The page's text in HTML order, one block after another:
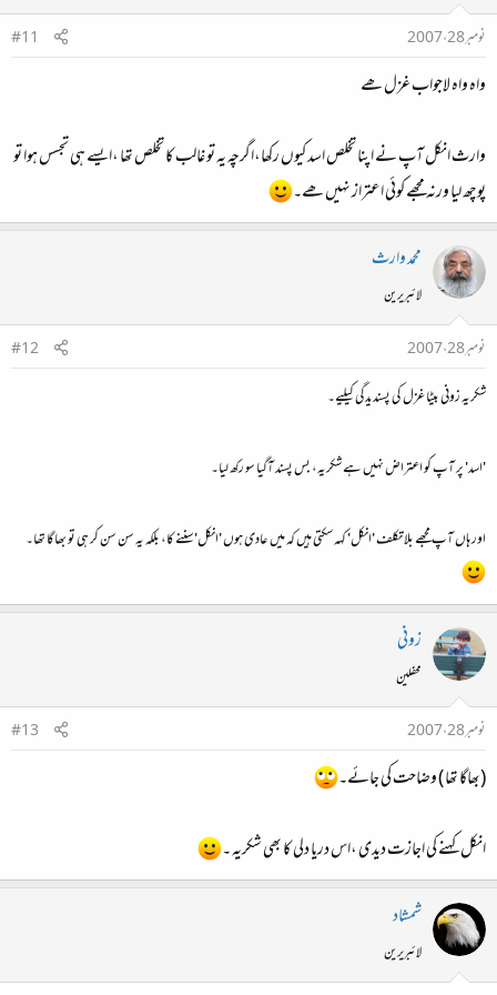
نومبر 28، 2007 #11
واہ واہ لاجواب غزل ھے
وارث انکل آپ نے اپنا تخلص اسد کیوں رکھا،اگرچہ یہ تو غالب کا تخلص تھا ،ایسے ہی تجسس ہوا تو
پوچھ لیا ورنہ مجھے کوئی اعتراز نہیں ھے۔
محمد وارث
لائبریرین
نومبر 28، 2007
#12
شکریہ زونی بیٹا غزل کی پسندیدگی کیلیے۔
'اسد' پر آپ کو اعتراض نہیں ہے شکریہ، بس پسند آگیا سو رکھ لیا۔
اور ہاں آپ مجھے بلا تکلف 'انکل' کہہ سکتی ہیں کہ میں عادی ہوں 'انکل' سننے کا، بلکہ یہ سن سن کر ہی تو بھاگا تھا۔
زونی
محفلین
نومبر 28، 2007
#13
(بھاگا تھا ) وضاحت کی جائے۔
انکل کہنے کی اجازت دیدی ،اس دریا دلی کا بھی شکریہ ۔
شمشاد
لائبریرین